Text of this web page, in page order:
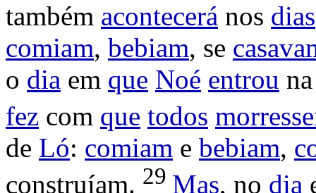
também acontecerá nos dias
comiam, bebiam, se
o dia em que Noé entrou
fez com que todos
de Ló: comiam e bebiam,
construíam. 29 Mas, no dia